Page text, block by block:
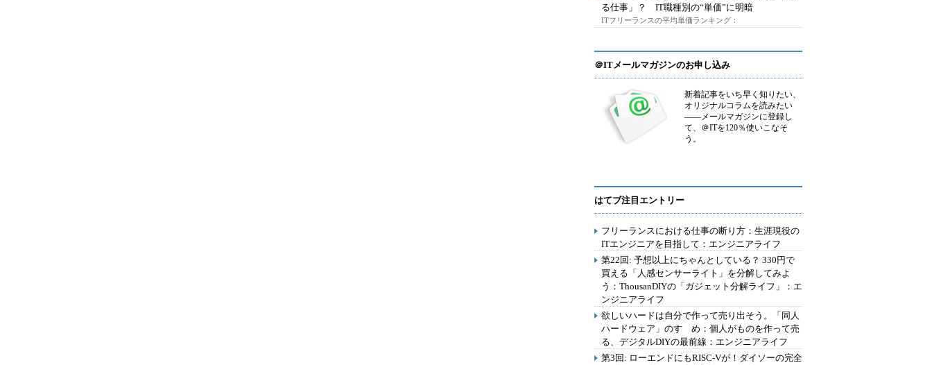
る仕事」？ IT職種別の“単価”に明暗
ITフリーランスの平均単価ランキング：
＠ITメールマガジンのお申し込み
新着記事をいち早く知りたい、
オリジナルコラムを読みたい
――メールマガジンに登録し
て、＠ITを120％使いこなそ
う。
はてブ注目エントリー
フリーランスにおける仕事の断り方：生涯現役の
ITエンジニアを目指して：エンジニアライフ
第22回: 予想以上にちゃんとしている？ 330円で
買える「人感センサーライト」を分解してみよ
う：ThousanDIYの「ガジェット分解ライフ」：エ
ンジニアライフ
欲しいハードは自分で作って売り出そう。「同人
ハードウェア」のすゝめ：個人がものを作って売
る、デジタルDIYの最前線：エンジニアライフ
第3回: ローエンドにもRISC-Vが！ダイソーの完全